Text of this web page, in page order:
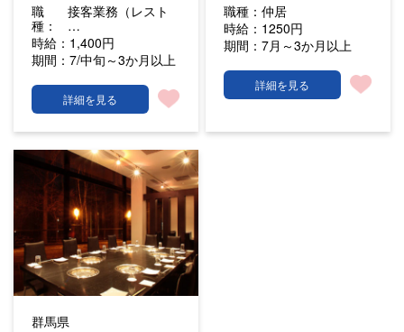
職
種：
接客業務（レスト
…
時給： 1,400円
期間： 7/中旬～3か月以上
詳細を見る
職種：仲居
時給： 1250円
期間：7月～3か月以上
詳細を見る
群馬県